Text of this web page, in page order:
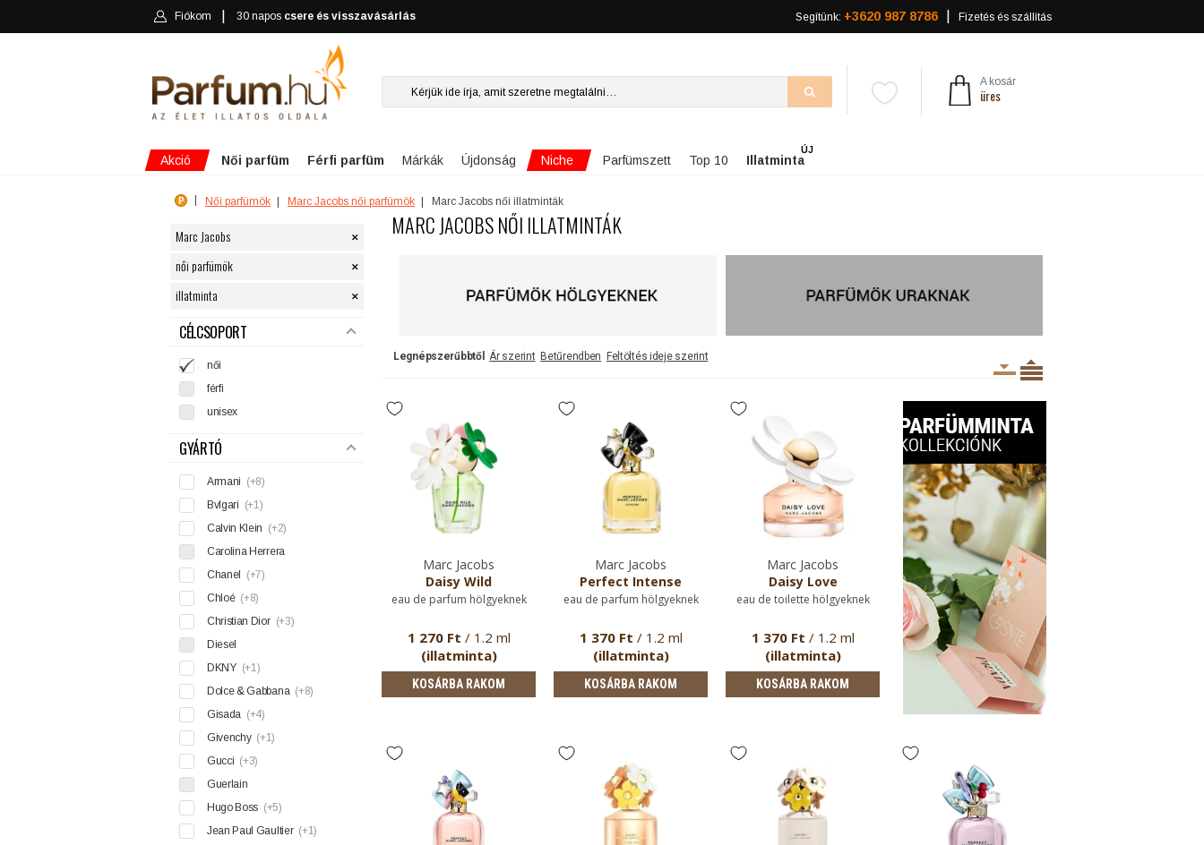
Fiókom 30 napos csere és visszavásárlás Segítünk: +3620 987 8786 Fizetés és szállítás
A kosár
üres
Akció Női parfüm Férfi parfüm Márkák Újdonság Niche Parfümszett Top 10 Illatminta
ÚJ
Női parfümök Marc Jacobs női parfümök Marc Jacobs női illatminták
Marc Jacobs ×
női parfümök ×
illatminta ×
SZŰRÉS
CÉLCSOPORT
női
férfi
unisex
GYÁRTÓ
Armani (+8)
Bvlgari (+1)
Calvin Klein (+2)
Carolina Herrera
Chanel
(+7)
Chloé (+8)
Christian Dior (+3)
Diesel
DKNY (+1)
Dolce & Gabbana (+8)
Gisada (+4)
Givenchy (+1)
Gucci (+3)
Guerlain
Hugo Boss (+5)
Jean Paul Gaultier (+1)
MARC JACOBS NŐI ILLATMINTÁK
Legnépszerűbbtől Ár szerint Betűrendben Feltöltés ideje szerint
Marc Jacobs
Daisy Wild
eau de parfum hölgyeknek
1 270 Ft / 1.2 ml
(illatminta)
KOSÁRBA RAKOM
Marc Jacobs
Perfect Intense
eau de parfum hölgyeknek
1 370 Ft / 1.2 ml
(illatminta)
KOSÁRBA RAKOM
Marc Jacobs
Daisy Love
eau de toilette hölgyeknek
1 370 Ft / 1.2 ml
(illatminta)
KOSÁRBA RAKOM